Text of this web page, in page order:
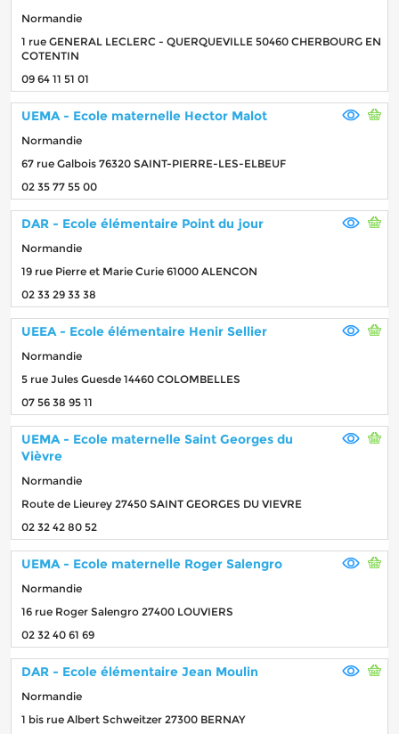
Normandie
1 rue GENERAL LECLERC - QUERQUEVILLE 50460 CHERBOURG EN
COTENTIN
09 64 11 51 01
UEMA - Ecole maternelle Hector Malot
Normandie
67 rue Galbois 76320 SAINT-PIERRE-LES-ELBEUF
02 35 77 55 00
DAR - Ecole élémentaire Point du jour
Normandie
19 rue Pierre et Marie Curie 61000 ALENCON
02 33 29 33 38
UEEA - Ecole élémentaire Henir Sellier
Normandie
5 rue Jules Guesde 14460 COLOMBELLES
07 56 38 95 11
UEMA - Ecole maternelle Saint Georges du
Vièvre
Normandie
Route de Lieurey 27450 SAINT GEORGES DU VIEVRE
02 32 42 80 52
UEMA - Ecole maternelle Roger Salengro
Normandie
16 rue Roger Salengro 27400 LOUVIERS
02 32 40 61 69
DAR - Ecole élémentaire Jean Moulin
Normandie
1 bis rue Albert Schweitzer 27300 BERNAY